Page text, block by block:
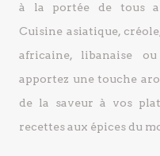
à la portée de tous
Cuisine asiatique,
africaine, libanaise
apportez une touche
de la saveur à vos
recettes aux épices du